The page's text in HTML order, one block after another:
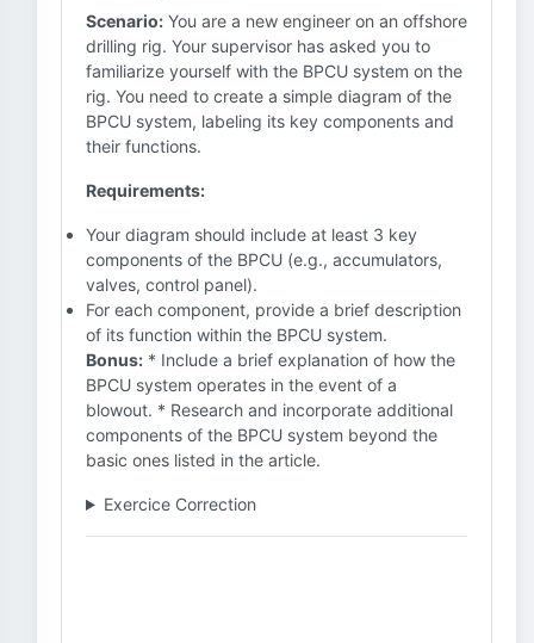
Scenario: You are a new engineer on an offshore
drilling rig. Your supervisor has asked you to
familiarize yourself with the BPCU system on the
rig. You need to create a simple diagram of the
BPCU system, labeling its key components and
their functions.
Requirements:
Your diagram should include at least 3 key
components of the BPCU (e.g., accumulators,
valves, control panel).
For each component, provide a brief description
of its function within the BPCU system.
Bonus: * Include a brief explanation of how the
BPCU system operates in the event of a
blowout. * Research and incorporate additional
components of the BPCU system beyond the
basic ones listed in the article.
Exercice Correction